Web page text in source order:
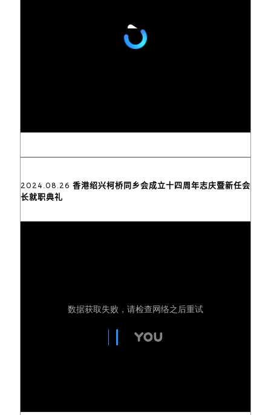
2024.08.26 香港绍兴柯桥同乡会成立十四周年志庆暨新任会
长就职典礼